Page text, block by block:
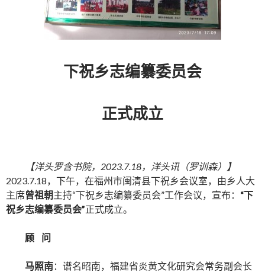
下祝乡志编纂委员会
正式成立
【洋头罗含书院，2023.7.18，洋头讯（罗训森）】
2023.7.18，下午，在福州市闽清县下祝乡会议室，由乡人大
主席曾祖朝主持“下祝乡志编纂委员会”工作会议，宣布： “下
祝乡志编纂委员会”正式成立。
顾 问
马照南：谱名昭南，福建省炎黄文化研究会常务副会长